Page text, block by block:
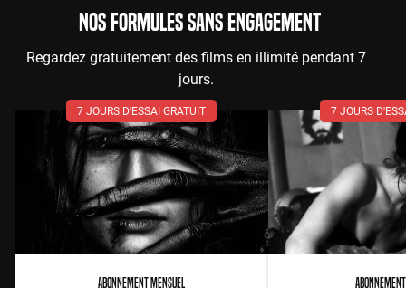
NOS FORMULES SANS ENGAGEMENT
Regardez gratuitement des films en illimité pendant 7
jours.
7 JOURS D'ESSAI GRATUIT
Abonnement Mensuel
7 JOURS